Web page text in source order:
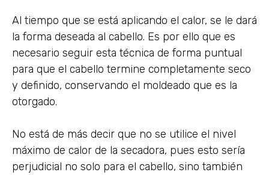
Al tiempo que se está aplicando el calor, se le dará
la forma deseada al cabello. Es por ello que es
necesario seguir esta técnica de forma puntual
para que el cabello termine completamente seco
y definido, conservando el moldeado que es la
otorgado.
No está de más decir que no se utilice el nivel
máximo de calor de la secadora, pues esto sería
perjudicial no solo para el cabello, sino también